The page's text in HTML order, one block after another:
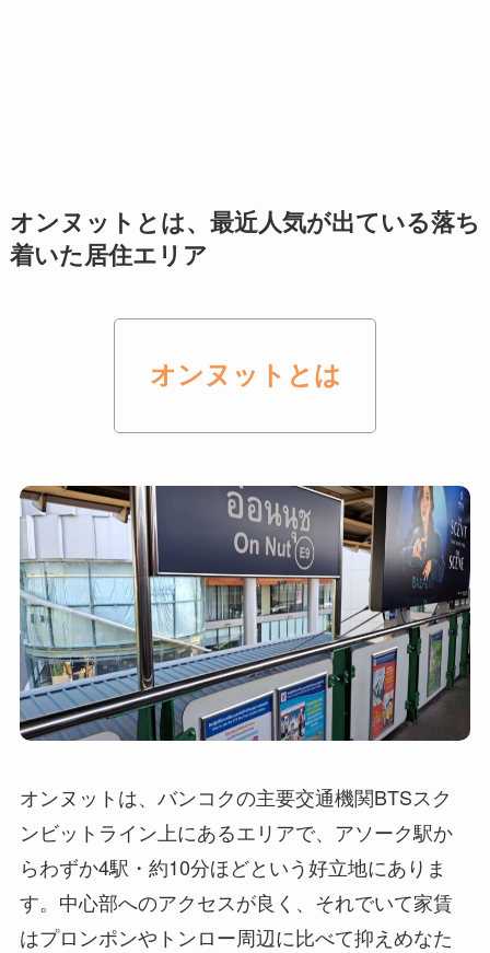
オンヌットとは、最近人気が出ている落ち
着いた居住エリア
オンヌットとは
オンヌットは、バンコクの主要交通機関BTSスク
ンビットライン上にあるエリアで、アソーク駅か
らわずか4駅・約10分ほどという好立地にありま
す。中心部へのアクセスが良く、それでいて家賃
はプロンポンやトンロー周辺に比べて抑えめなた